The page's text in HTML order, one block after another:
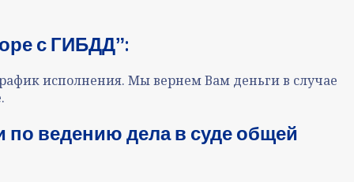
с ГИБДДˮ:
исполнения. Мы вернем Вам деньги в случае
по ведению дела в суде общей